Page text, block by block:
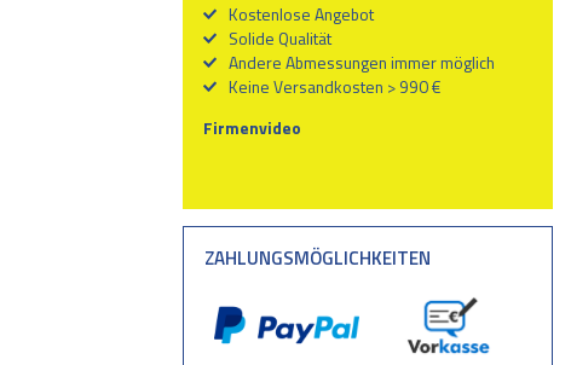
Kostenlose Angebot
Solide Qualität
Andere Abmessungen immer möglich
Keine Versandkosten > 990 €
Firmenvideo
ZAHLUNGSMÖGLICHKEITEN